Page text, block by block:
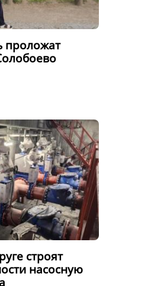
проложат
строят
насосную